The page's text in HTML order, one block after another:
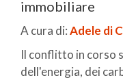
immobiliare
A cura di:Adele di
Il conflitto in corso
dell'energia, dei